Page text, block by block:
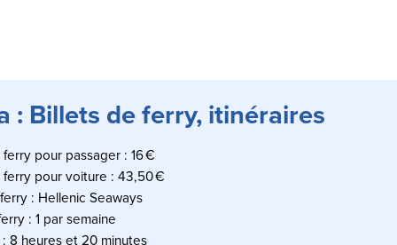
: Billets de ferry, itinéraires
pour passager : 16 €
ferry pour voiture : 43,50 €
: Hellenic Seaways
: 1 par semaine
8 heures et 20 minutes